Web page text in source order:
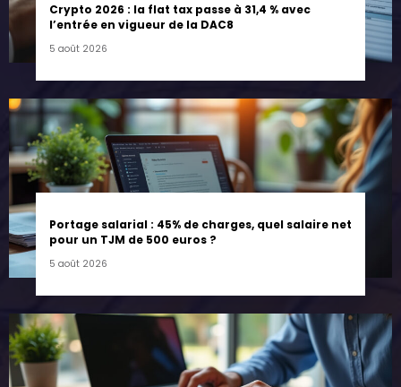
Crypto 2026 : la flat tax passe à 31,4 % avec
l’entrée en vigueur de la DAC8
5 août 2026
Portage salarial : 45% de charges, quel salaire net
pour un TJM de 500 euros ?
5 août 2026